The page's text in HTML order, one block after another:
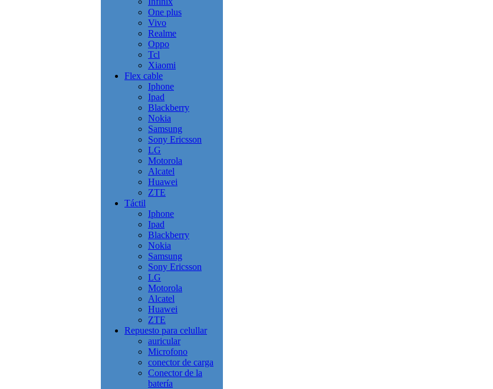
One plus
Vivo
Realme
Oppo
Tcl
Xiaomi
Flex cable
Iphone
Ipad
Blackberry
Nokia
Samsung
Sony Ericsson
LG
Motorola
Alcatel
Huawei
ZTE
Táctil
Iphone
Ipad
Blackberry
Nokia
Samsung
Sony Ericsson
LG
Motorola
Alcatel
Huawei
ZTE
Repuesto para celullar
auricular
Microfono
conector de carga
Conector de la
batería